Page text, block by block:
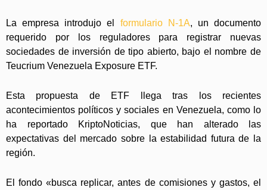
La empresa introdujo el formulario N-1A, un documento
requerido por los reguladores para registrar nuevas
sociedades de inversión de tipo abierto, bajo el nombre de
Teucrium Venezuela Exposure ETF.
Esta propuesta de ETF llega tras los recientes
acontecimientos políticos y sociales en Venezuela, como lo
ha reportado KriptoNoticias, que han alterado las
expectativas del mercado sobre la estabilidad futura de la
región.
El fondo «busca replicar, antes de comisiones y gastos, el